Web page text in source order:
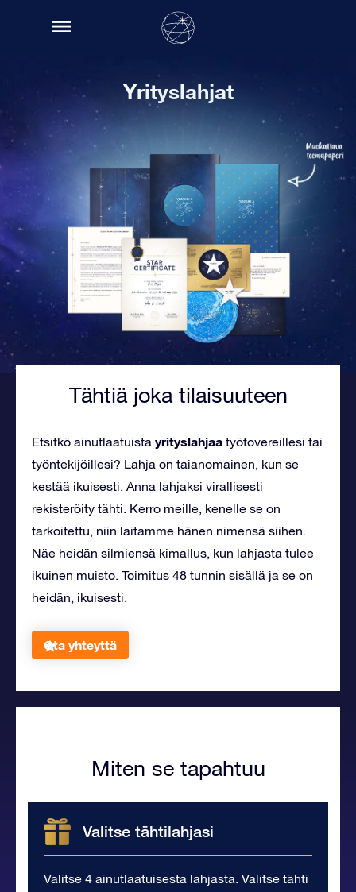
Yrityslahjat
Tähtiä joka tilaisuuteen
Etsitkö ainutlaatuista yrityslahjaa työtovereillesi tai
työntekijöillesi? Lahja on taianomainen, kun se
kestää ikuisesti. Anna lahjaksi virallisesti
rekisteröity tähti. Kerro meille, kenelle se on
tarkoitettu, niin laitamme hänen nimensä siihen.
Näe heidän silmiensä kimallus, kun lahjasta tulee
ikuinen muisto. Toimitus 48 tunnin sisällä ja se on
heidän, ikuisesti.
Ota yhteyttä
Miten se tapahtuu
Valitse tähtilahjasi
Valitse 4 ainutlaatuisesta lahjasta. Valitse tähti